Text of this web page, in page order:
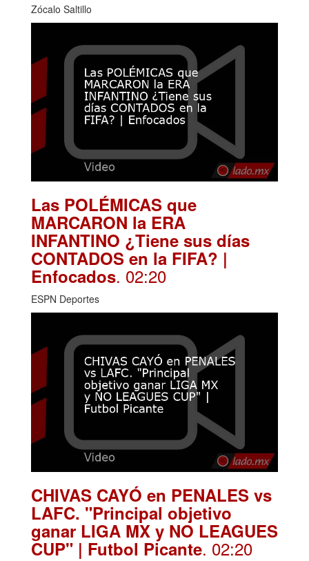
Zócalo Saltillo
Las POLÉMICAS que
MARCARON la ERA
INFANTINO ¿Tiene sus días
CONTADOS en la FIFA? |
Enfocados. 02:20
ESPN Deportes
CHIVAS CAYÓ en PENALES vs
LAFC. "Principal objetivo
ganar LIGA MX y NO LEAGUES
CUP" | Futbol Picante. 02:20